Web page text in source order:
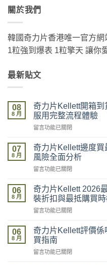
關於我們
韓國奇力片香港唯一官方網
1粒強到爆表 1粒擎天 讓你
最新貼文
08
8 月
奇力片Kellett開箱到
服用完整流程體驗
在
力
片
Kellett
開
到
貨
全
記
落
單、
流、
留言功能已關閉
07
8 月
奇力片Kellett邊度
風險全面分析
在
力
片
Kellett
邊
買
最
安
全？
留言功能已關閉
06
8 月
奇力片Kellett 2026
裝折扣與最抵購買時
在
力
片
Kellett
2026
留言功能已關閉
06
8 月
奇力片Kellett評價
買指南
在
留言功能已關閉